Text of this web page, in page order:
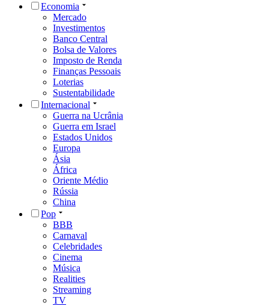
Economia
Mercado
Investimentos
Banco Central
Bolsa de Valores
Imposto de Renda
Finanças Pessoais
Loterias
Sustentabilidade
Internacional
Guerra na Ucrânia
Guerra em Israel
Estados Unidos
Europa
Ásia
África
Oriente Médio
Rússia
China
Pop
BBB
Carnaval
Celebridades
Cinema
Música
Realities
Streaming
TV